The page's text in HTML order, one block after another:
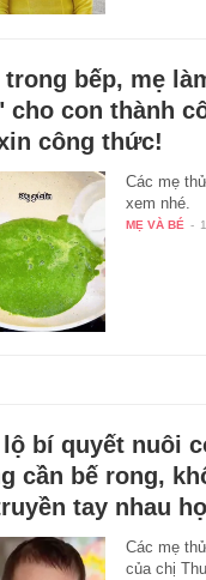
bếp, mẹ
cho con thành
công thức!
Các mẹ
xem nhé.
MẸ VÀ BÉ -
bí quyết nuôi
cần bế rong,
tay nhau
Các mẹ
của chị